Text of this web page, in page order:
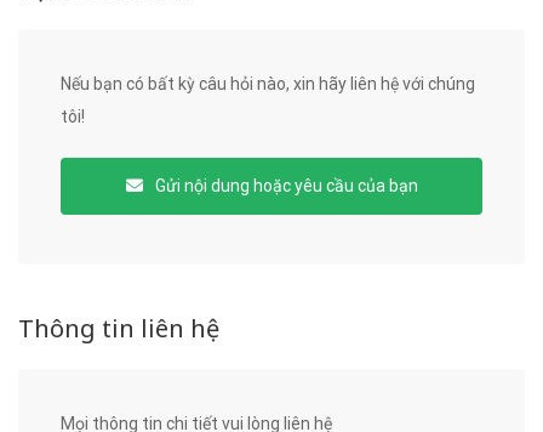
Nếu bạn có bất kỳ câu hỏi nào, xin hãy liên hệ với chúng
tôi!
Gửi nội dung hoặc yêu cầu của bạn
Thông tin liên hệ
Mọi thông tin chi tiết vui lòng liên hệ